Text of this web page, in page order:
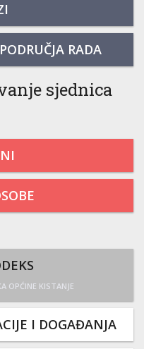
RADA
sjednica
OPĆINE KISTANJE
I DOGAĐANJA